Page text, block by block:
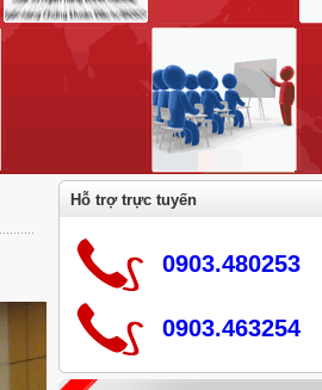
Hỗ trợ trực tuyến
0903.480253
0903.463254